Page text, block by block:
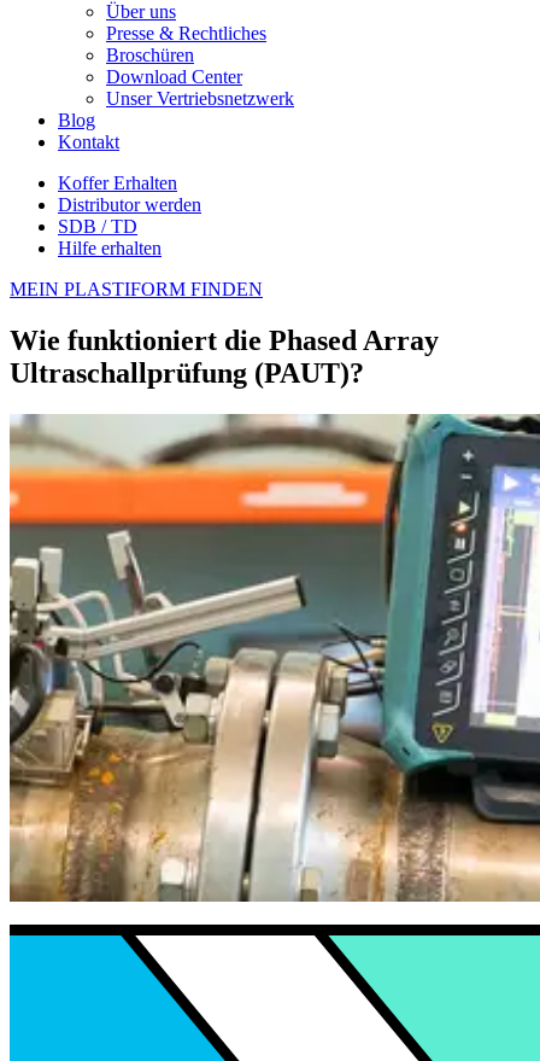
Über uns
Presse & Rechtliches
Broschüren
Download Center
Unser Vertriebsnetzwerk
Blog
Kontakt
Koffer Erhalten
Distributor werden
SDB / TD
Hilfe erhalten
MEIN PLASTIFORM FINDEN
Wie funktioniert die Phased Array
Ultraschallprüfung (PAUT)?